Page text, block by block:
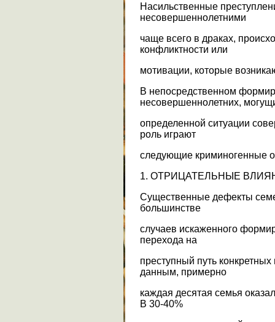
Насильственные
несовершеннолетними
чаще всего в драках,
конфликтности или
мотивации, которые
В непосредственном
несовершеннолетних,
определенной ситуации
роль играют
следующие криминогенные
1. ОТРИЦАТЕЛЬНЫЕ
Существенные дефекты
большинстве
случаев искаженного
перехода на
преступный путь
данным, примерно
каждая десятая семья
В 30-40%